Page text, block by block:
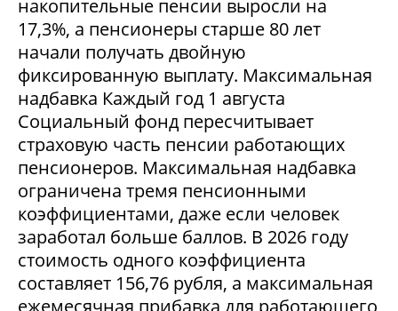
накопительные пенсии выросли на
17,3%, а пенсионеры старше 80 лет
начали получать двойную
фиксированную выплату. Максимальная
надбавка Каждый год 1 августа
Социальный фонд пересчитывает
страховую часть пенсии работающих
пенсионеров. Максимальная надбавка
ограничена тремя пенсионными
коэффициентами, даже если человек
заработал больше баллов. В 2026 году
стоимость одного коэффициента
составляет 156,76 рубля, а максимальная